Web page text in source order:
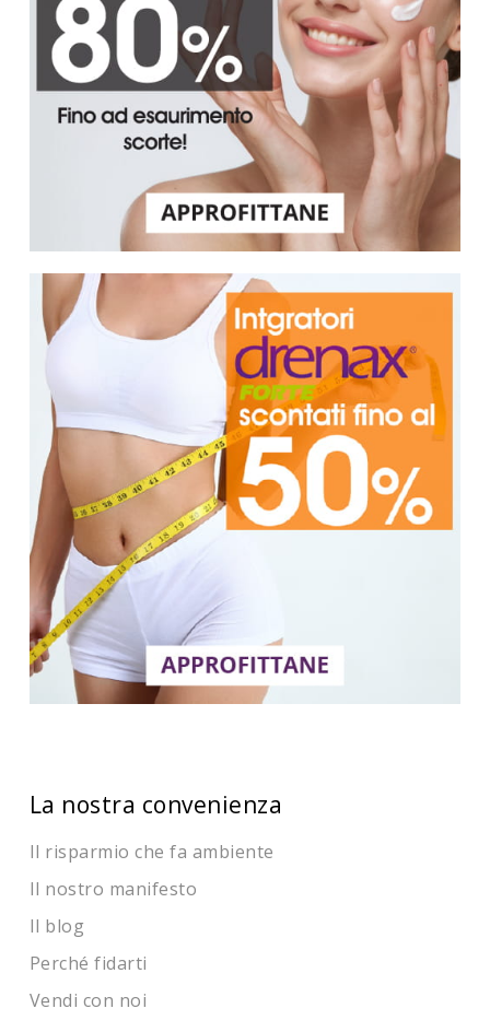
La nostra convenienza
Il risparmio che fa ambiente
Il nostro manifesto
Il blog
Perché fidarti
Vendi con noi